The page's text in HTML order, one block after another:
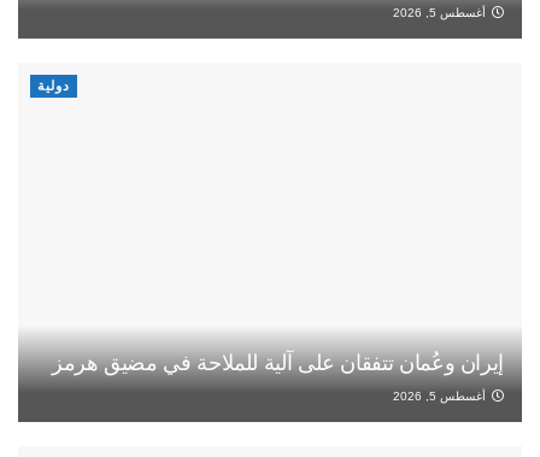
أغسطس 5, 2026
دولية
إيران وعُمان تتفقان على آلية للملاحة في مضيق هرمز
أغسطس 5, 2026